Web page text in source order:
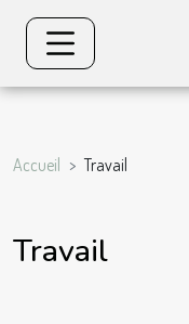
Accueil Travail
Travail